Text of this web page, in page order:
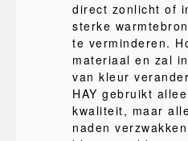
direct zonlicht of
sterke
te verminderen.
materiaal en zal
van kleur
HAY gebruikt
kwaliteit, maar
naden